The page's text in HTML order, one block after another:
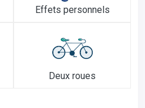
Effets personnels
Deux roues